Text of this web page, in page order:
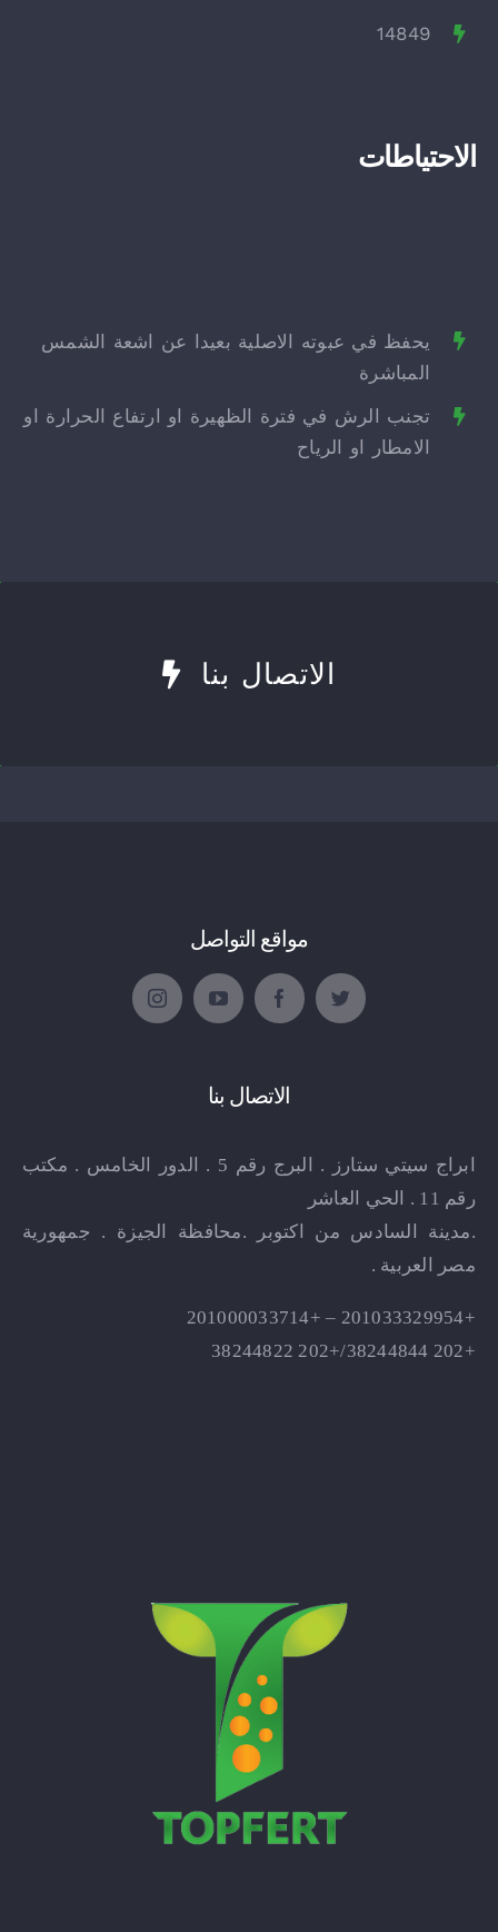
14849
الاحتياطات
يحفظ في عبوته الاصلية بعيدا عن اشعة الشمس
المباشرة
تجنب الرش في فترة الظهيرة او ارتفاع الحرارة او
الامطار او الرياح
الاتصال بنا
مواقع التواصل
الاتصال بنا
ابراج سيتي ستارز . البرج رقم 5 . الدور الخامس . مكتب
رقم 11 . الحي العاشر
.مدينة السادس من اكتوبر .محافظة الجيزة . جمهورية
مصر العربية .
+201033329954 – +201000033714
+202 38244844/+202 38244822